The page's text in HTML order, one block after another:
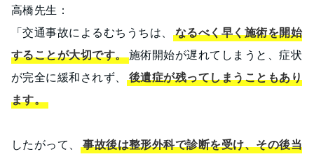
高橋先生：
「交通事故によるむちうちは、
なるべく早く施術を開始
することが大切です。施術開始が遅れてしまうと、症状
が完全に緩和されず、
後遺症が残ってしまうこともあり
ます。
したがって、
事故後は整形外科で診断を受け、その後当